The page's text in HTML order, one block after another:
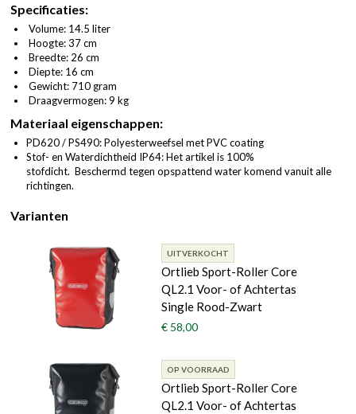
Specificaties:
Volume: 14.5 liter
Hoogte: 37 cm
Breedte: 26 cm
Diepte: 16 cm
Gewicht: 710 gram
Draagvermogen: 9 kg
Materiaal eigenschappen:
PD620 / PS490: Polyesterweefsel met PVC coating
Stof- en Waterdichtheid IP64: Het artikel is 100%
stofdicht. Beschermd tegen opspattend water komend vanuit alle
richtingen.
Varianten
UITVERKOCHT
Ortlieb Sport-Roller Core
QL2.1 Voor- of Achtertas
Single Rood-Zwart
€ 58,00
OP VOORRAAD
Ortlieb Sport-Roller Core
QL2.1 Voor- of Achtertas